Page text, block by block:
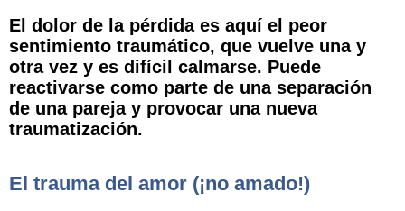
El dolor de la pérdida es aquí el peor
sentimiento traumático, que vuelve una y
otra vez y es difícil calmarse. Puede
reactivarse como parte de una separación
de una pareja y provocar una nueva
traumatización.
El trauma del amor (¡no amado!)